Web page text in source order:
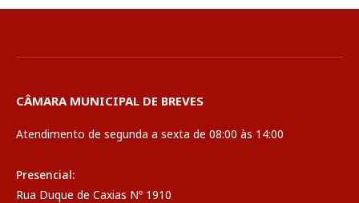
CÂMARA MUNICIPAL DE BREVES
Atendimento de segunda a sexta de 08:00 às 14:00
Presencial:
Rua Duque de Caxias Nº 1910